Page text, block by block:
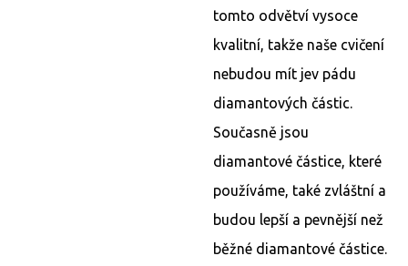
tomto odvětví vysoce
kvalitní, takže naše cvičení
nebudou mít jev pádu
diamantových částic.
Současně jsou
diamantové částice, které
používáme, také zvláštní a
budou lepší a pevnější než
běžné diamantové částice.